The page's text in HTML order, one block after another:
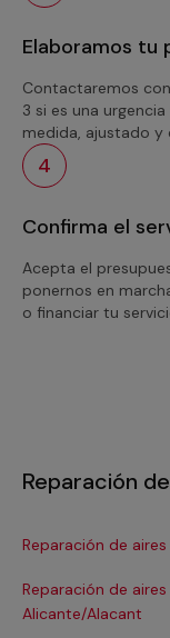
Elaboramos tu
Contactaremos
3 si es una
medida, ajustado y
4
Confirma el
Acepta el
ponernos en
o financiar tu
Reparación
Reparación de
Reparación de
Alicante/Alacant